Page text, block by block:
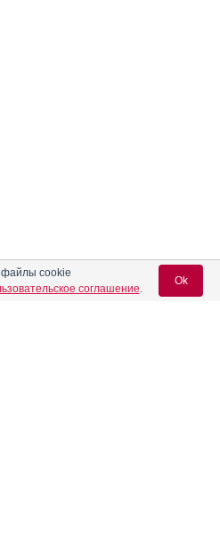
файлы cookie
соглашение.
Ok